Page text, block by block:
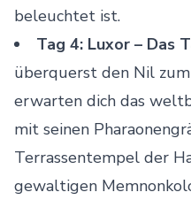
beleuchtet ist.
Tag 4: Luxor – Das
überquerst den Nil
erwarten dich das
mit seinen
Terrassentempel der
gewaltigen